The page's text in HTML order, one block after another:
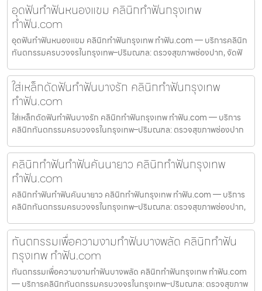
อุดฟันทำฟันหนองแขม คลินิกทำฟันกรุงเทพ
ทำฟัน.com
อุดฟันทำฟันหนองแขม คลินิกทำฟันกรุงเทพ ทำฟัน.com — บริการคลินิก
ทันตกรรมครบวงจรในกรุงเทพ–ปริมณฑล: ตรวจสุขภาพช่องปาก, จัดฟั
ใส่เหล็กดัดฟันทำฟันบางรัก คลินิกทำฟันกรุงเทพ
ทำฟัน.com
ใส่เหล็กดัดฟันทำฟันบางรัก คลินิกทำฟันกรุงเทพ ทำฟัน.com — บริการ
คลินิกทันตกรรมครบวงจรในกรุงเทพ–ปริมณฑล: ตรวจสุขภาพช่องปาก
คลินิกทำฟันทำฟันคันนายาว คลินิกทำฟันกรุงเทพ
ทำฟัน.com
คลินิกทำฟันทำฟันคันนายาว คลินิกทำฟันกรุงเทพ ทำฟัน.com — บริการ
คลินิกทันตกรรมครบวงจรในกรุงเทพ–ปริมณฑล: ตรวจสุขภาพช่องปาก,
ทันตกรรมเพื่อความงามทำฟันบางพลัด คลินิกทำฟัน
กรุงเทพ ทำฟัน.com
ทันตกรรมเพื่อความงามทำฟันบางพลัด คลินิกทำฟันกรุงเทพ ทำฟัน.com
— บริการคลินิกทันตกรรมครบวงจรในกรุงเทพ–ปริมณฑล: ตรวจสุขภาพ